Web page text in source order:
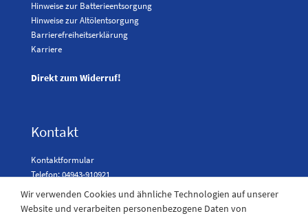
Hinweise zur Batterieentsorgung
Hinweise zur Altölentsorgung
Barrierefreiheitserklärung
Karriere
Direkt zum Widerruf!
Kontakt
Kontaktformular
Telefon: 04943-910921
Wir verwenden Cookies und ähnliche Technologien auf unserer
Website und verarbeiten personenbezogene Daten von